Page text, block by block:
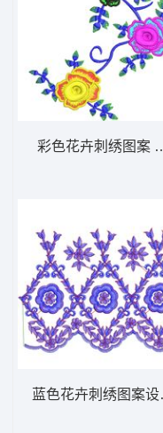
彩色花卉刺绣图案
蓝色花卉刺绣图案